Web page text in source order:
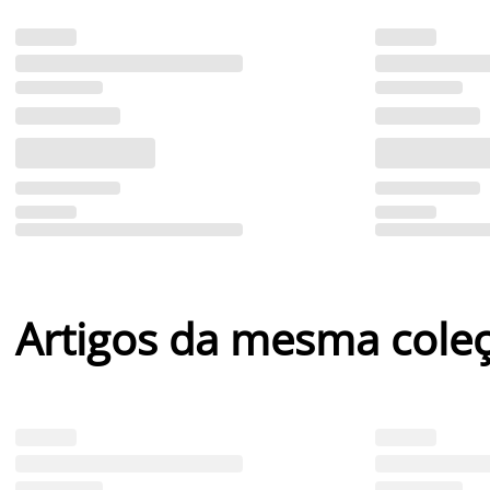
Artigos da mesma